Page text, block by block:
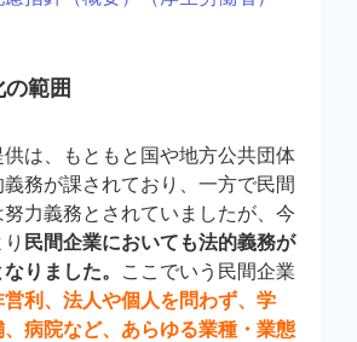
範囲
は、もともと国や地方公共団体
務が課されており、一方で民間
力義務とされていましたが、今
民間企業においても法的義務が
りました。
ここでいう民間企業
営利、法人や個人を問わず、 学
病院など、あらゆる業種・業態